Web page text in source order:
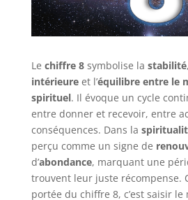
Le chiffre 8symbolise la stabilité
intérieureet l’équilibre entre le
spirituel. Il évoque un cycle
entre donner et recevoir, entre
conséquences. Dans la
perçu comme un signe de
d’abondance, marquant une
trouvent leur juste récompense.
portée du chiffre 8, c’est saisir le